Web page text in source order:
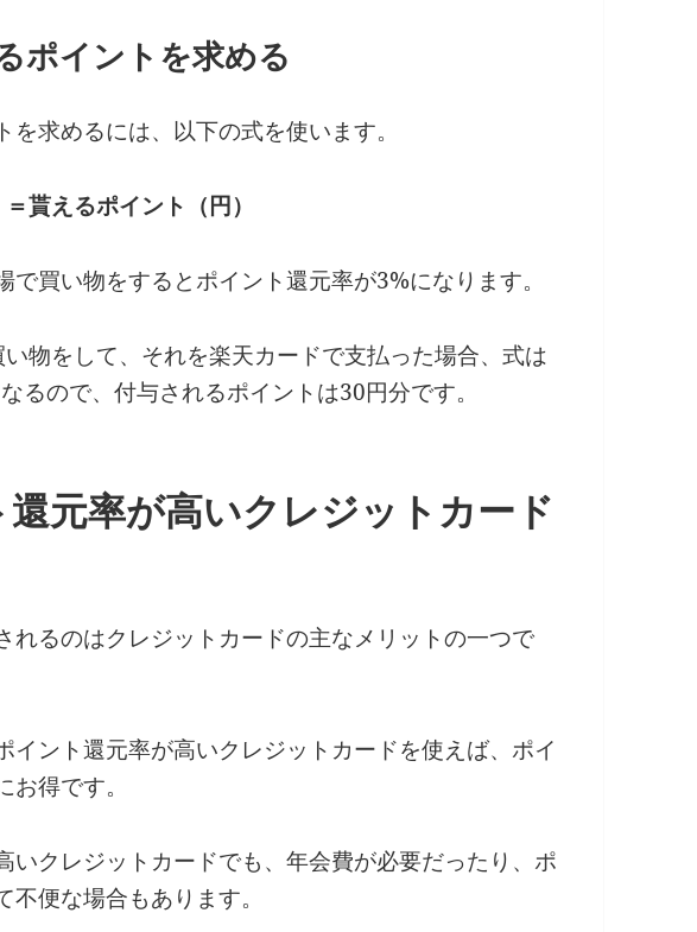
ポイントを求める
求めるには、以下の式を使います。
貰えるポイント（円）
買い物をするとポイント還元率が3%になります。
物をして、それを楽天カードで支払った場合、式は
るので、付与されるポイントは30円分です。
元率が高いクレジットカード
れるのはクレジットカードの主なメリットの一つで
イント還元率が高いクレジットカードを使えば、ポイ
得です。
いクレジットカードでも、年会費が必要だったり、ポ
便な場合もあります。